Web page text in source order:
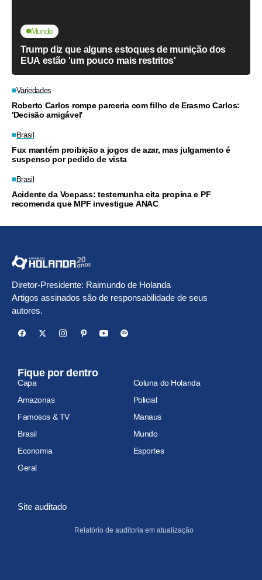
Mundo
Trump diz que alguns estoques de munição dos
EUA estão 'um pouco mais restritos'
Variedades
Roberto Carlos rompe parceria com filho de Erasmo Carlos:
'Decisão amigável'
Brasil
Fux mantém proibição a jogos de azar, mas julgamento é
suspenso por pedido de vista
Brasil
Acidente da Voepass: testemunha cita propina e PF
recomenda que MPF investigue ANAC
Diretor-Presidente: Raimundo de Holanda
Artigos assinados são de responsabilidade de seus
autores.
Fique por dentro
Capa
Coluna do Holanda
Amazonas
Policial
Famosos & TV
Manaus
Brasil
Mundo
Economia
Esportes
Geral
Site auditado
Relatório de auditoria em atualização